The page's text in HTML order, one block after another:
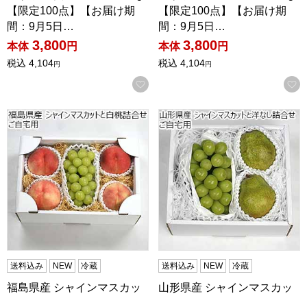
【限定100点】【お届け期
間：9月5日…
本体 3,800円
税込 4,104円
お気に入りに登録する
【限定100点】【お届け期
間：9月5日…
本体 3,800円
税込 4,104円
福島県産 シャインマスカットと白桃詰合せ ご自宅用【限定
送料込み NEW 冷蔵
福島県産 シャインマスカッ
山形県産 シャインマスカッ
送料込み NEW 冷蔵
山形県産 シャインマスカッ